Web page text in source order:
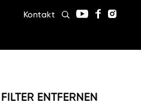
Kontakt
FILTER ENTFERNEN